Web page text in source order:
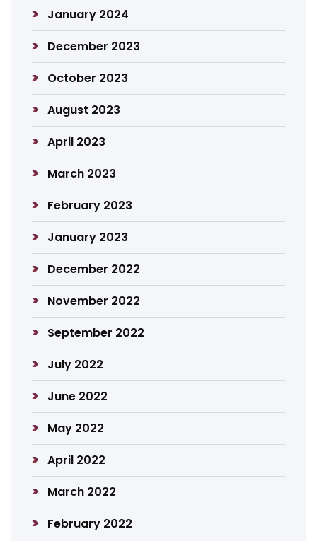
January 2024
December 2023
October 2023
August 2023
April 2023
March 2023
February 2023
January 2023
December 2022
November 2022
September 2022
July 2022
June 2022
May 2022
April 2022
March 2022
February 2022